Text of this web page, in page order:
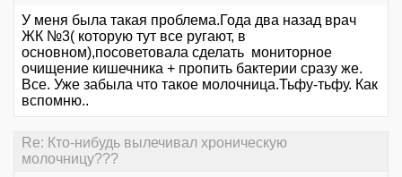
У меня была такая проблема.Года два назад врач
ЖК №3( которую тут все ругают, в
основном),посоветовала сделать мониторное
очищение кишечника + пропить бактерии сразу же.
Все. Уже забыла что такое молочница.Тьфу-тьфу. Как
вспомню..
Re: Кто-нибудь вылечивал хроническую
молочницу???